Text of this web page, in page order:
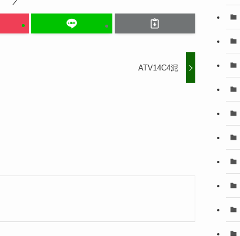
ATV14C4泥